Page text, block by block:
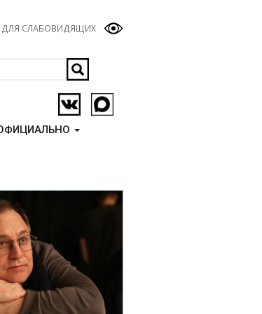
ДЛЯ СЛАБОВИДЯЩИХ